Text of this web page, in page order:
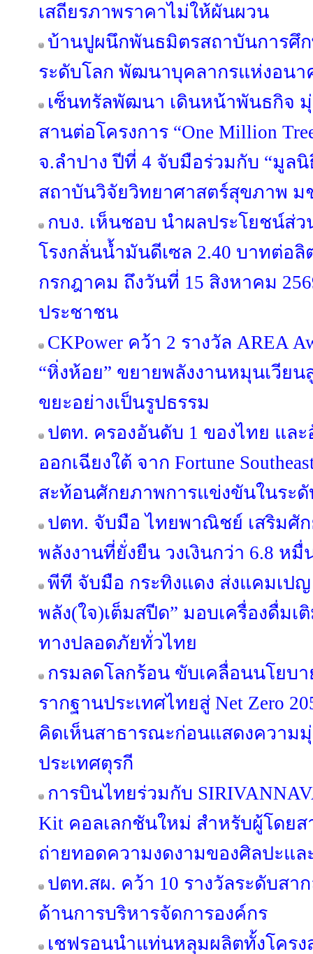
เสถียรภาพราคาไม่ให้ผันผวน
บ้านปูผนึกพันธมิตรสถาบันการศึ
ระดับโลก พัฒนาบุคลากรแห่งอนา
เซ็นทรัลพัฒนา เดินหน้าพันธกิจ มุ่
สานต่อโครงการ “One Million
จ.ลำปาง ปีที่ 4 จับมือร่วมกับ “มูล
สถาบันวิจัยวิทยาศาสตร์สุขภาพ ม
กบง. เห็นชอบ นำผลประโยชน์ส่
โรงกลั่นน้ำมันดีเซล 2.40 บาทต่อลิ
กรกฎาคม ถึงวันที่ 15 สิงหาคม
ประชาชน
CKPower คว้า 2 รางวัล AREA
“หิ่งห้อย” ขยายพลังงานหมุนเวีย
ขยะอย่างเป็นรูปธรรม
ปตท. ครองอันดับ 1 ของไทย และ
ออกเฉียงใต้ จาก Fortune
สะท้อนศักยภาพการแข่งขันในระ
ปตท. จับมือ ไทยพาณิชย์ เสริมศั
พลังงานที่ยั่งยืน วงเงินกว่า 6.8 ห
พีที จับมือ กระทิงแดง ส่งแคมเปญ
พลัง(ใจ)เต็มสปีด” มอบเครื่องดื่ม
ทางปลอดภัยทั่วไทย
กรมลดโลกร้อน ขับเคลื่อนนโยบ
รากฐานประเทศไทยสู่ Net Zero
คิดเห็นสาธารณะก่อนแสดงความมุ่
ประเทศตุรกี
การบินไทยร่วมกับ
Kit คอลเลกชันใหม่ สำหรับผู้โดยส
ถ่ายทอดความงดงามของศิลปะแ
ปตท.สผ. คว้า 10 รางวัลระดับสา
ด้านการบริหารจัดการองค์กร
เชฟรอนนำแท่นหลุมผลิตทั้งโครง